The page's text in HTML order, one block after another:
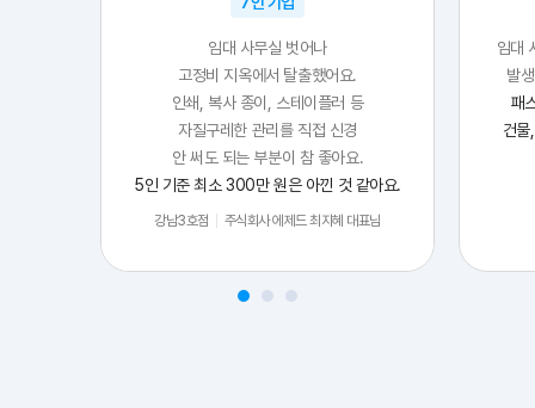
임대 사무실 벗어나
고정비 지옥에서 탈출했어요.
인쇄, 복사 종이, 스테이플러 등
자질구레한 관리를 직접 신경
안 써도 되는 부분이 참 좋아요.
5인 기준 최소 300만 원은 아낀 것 같아요.
강남3호점 주식회사 에제드 최지혜 대표님
임대
발
패
건